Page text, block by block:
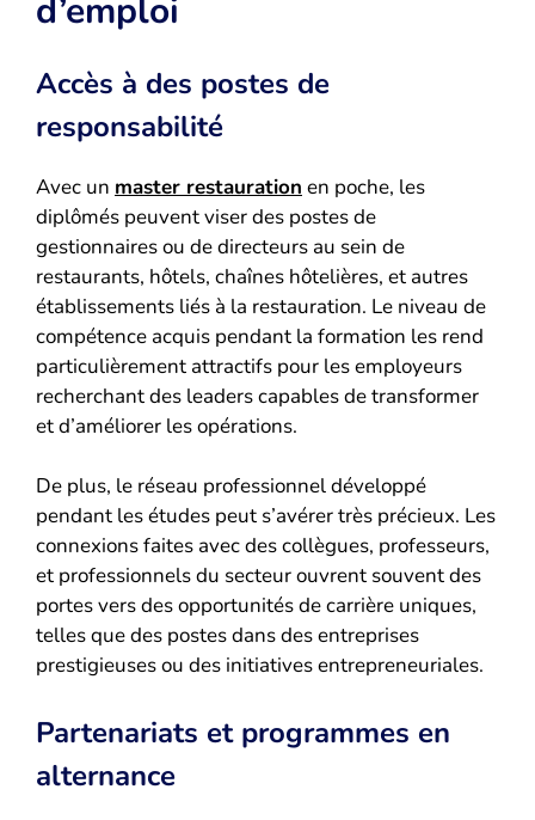
d’emploi
Accès à des postes de
responsabilité
Avec un master restauration en poche, les
diplômés peuvent viser des postes de
gestionnaires ou de directeurs au sein de
restaurants, hôtels, chaînes hôtelières, et autres
établissements liés à la restauration. Le niveau de
compétence acquis pendant la formation les rend
particulièrement attractifs pour les employeurs
recherchant des leaders capables de transformer
et d’améliorer les opérations.
De plus, le réseau professionnel développé
pendant les études peut s’avérer très précieux. Les
connexions faites avec des collègues, professeurs,
et professionnels du secteur ouvrent souvent des
portes vers des opportunités de carrière uniques,
telles que des postes dans des entreprises
prestigieuses ou des initiatives entrepreneuriales.
Partenariats et programmes en
alternance